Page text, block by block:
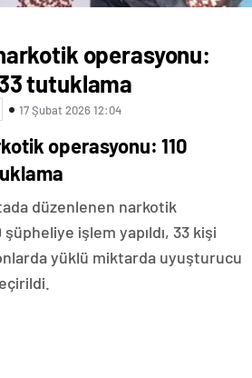
operasyonu:
tutuklama
17 Şubat 2026 12:04
operasyonu: 110
düzenlenen narkotik
şüpheliye işlem yapıldı, 33 kişi
yüklü miktarda uyuşturucu